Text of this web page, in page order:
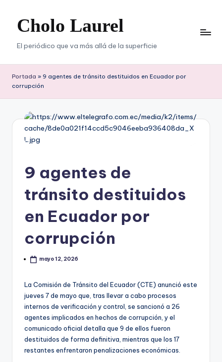
Saltar
contenido
Cholo Laurel
El periódico que va más allá de la superficie
Portada » 9 agentes de tránsito destituidos en Ecuador por
corrupción
9 agentes de
tránsito destituidos
en Ecuador por
corrupción
mayo 12, 2026
La Comisión de Tránsito del Ecuador (CTE) anunció este
jueves 7 de mayo que, tras llevar a cabo procesos
internos de verificación y control, se sancionó a 26
agentes implicados en hechos de corrupción, y el
comunicado oficial detalla que 9 de ellos fueron
destituidos de forma definitiva, mientras que los 17
restantes enfrentaron penalizaciones económicas.